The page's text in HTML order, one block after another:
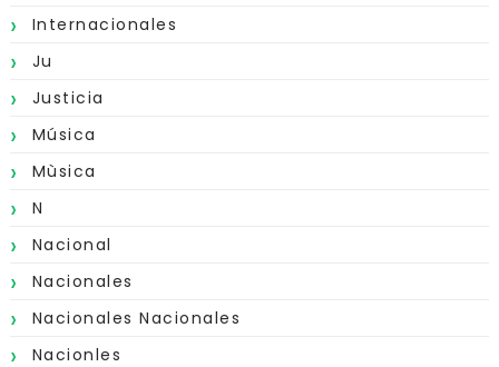
Internacionales
Ju
Justicia
Música
Mùsica
N
Nacional
Nacionales
Nacionales Nacionales
Nacionles